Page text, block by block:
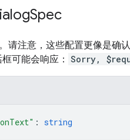
Spec
请注意，这些配置更像是确
可能会响应： Sorry,
: string